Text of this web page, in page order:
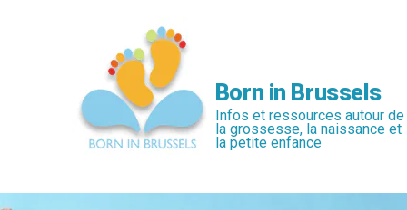
Born in Brussels
Infos et ressources autour de
la grossesse, la naissance et
la petite enfance